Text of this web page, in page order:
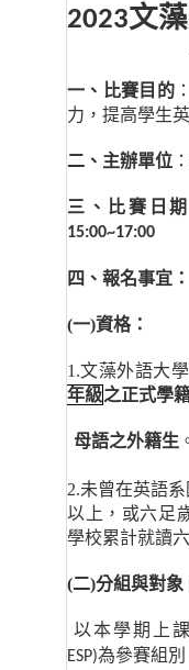
2023文
一、比賽目的
力，提高學生
二、主辦單位
三、比賽日
15:00~17:00
四、報名事宜：
(一)資格：
1.文藻外語大
年級之正式學
母語之外籍生
2.未曾在英語
以上，或六足
學校累計就讀
(二)分組與對象
以本學期上
ESP)為參賽組